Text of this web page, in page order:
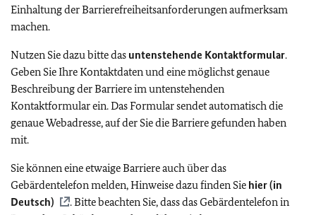
Einhaltung der Barrierefreiheitsanforderungen aufmerksam
machen.
Nutzen Sie dazu bitte das untenstehende Kontaktformular.
Geben Sie Ihre Kontaktdaten und eine möglichst genaue
Beschreibung der Barriere im untenstehenden
Kontaktformular ein. Das Formular sendet automatisch die
genaue Webadresse, auf der Sie die Barriere gefunden haben
mit.
Sie können eine etwaige Barriere auch über das
Gebärdentelefon melden, Hinweise dazu finden Sie hier (in
Deutsch)
. Bitte beachten Sie, dass das Gebärdentelefon in